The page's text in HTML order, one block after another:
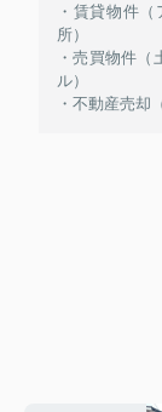
・賃貸物件
所）
・売買物件
ル）
・不動産売却